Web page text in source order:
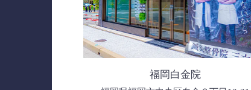
福岡白金院